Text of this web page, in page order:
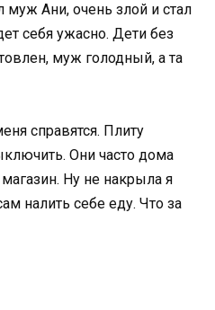
муж Ани, очень злой и стал
себя ужасно. Дети без
муж голодный, а та
справятся. Плиту
Они часто дома
Ну не накрыла я
налить себе еду. Что за